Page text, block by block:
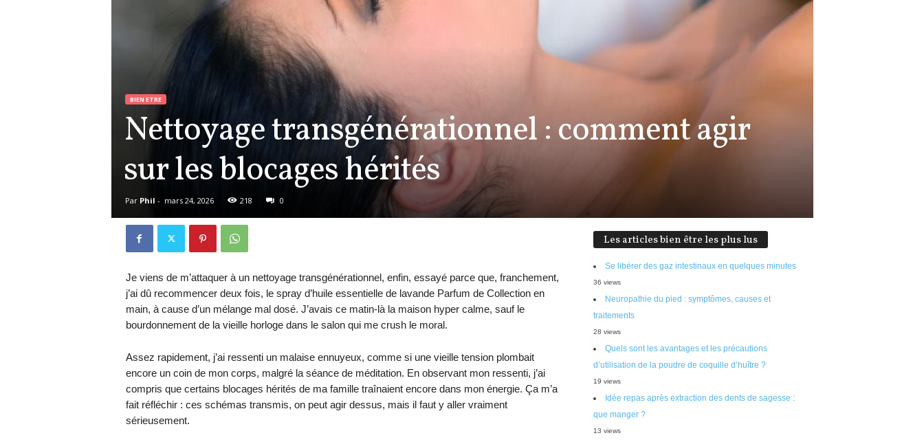
BIEN ETRE
Nettoyage transgénérationnel : comment agir
sur les blocages hérités
Par Phil - mars 24, 2026 218 0
Je viens de m’attaquer à un nettoyage transgénérationnel, enfin, essayé parce que, franchement,
j’ai dû recommencer deux fois, le spray d’huile essentielle de lavande Parfum de Collection en
main, à cause d’un mélange mal dosé. J’avais ce matin-là la maison hyper calme, sauf le
bourdonnement de la vieille horloge dans le salon qui me crush le moral.
Assez rapidement, j’ai ressenti un malaise ennuyeux, comme si une vieille tension plombait
encore un coin de mon corps, malgré la séance de méditation. En observant mon ressenti, j’ai
compris que certains blocages hérités de ma famille traînaient encore dans mon énergie. Ça m’a
fait réfléchir : ces schémas transmis, on peut agir dessus, mais il faut y aller vraiment
sérieusement.
Les articles bien être les plus lus
Se libérer des gaz intestinaux en quelques minutes
36 views
Neuropathie du pied : symptômes, causes et
traitements
28 views
Quels sont les avantages et les précautions
d’utilisation de la poudre de coquille d’huître ?
19 views
Idée repas après extraction des dents de sagesse :
que manger ?
13 views